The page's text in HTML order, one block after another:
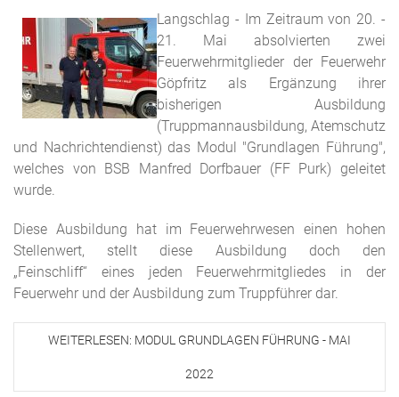
Langschlag - Im Zeitraum von 20. -
21. Mai absolvierten zwei
Feuerwehrmitglieder der Feuerwehr
Göpfritz als Ergänzung ihrer
bisherigen Ausbildung
(Truppmannausbildung, Atemschutz
und Nachrichtendienst) das Modul "Grundlagen Führung",
welches von BSB Manfred Dorfbauer (FF Purk) geleitet
wurde.
Diese Ausbildung hat im Feuerwehrwesen einen hohen
Stellenwert, stellt diese Ausbildung doch den
„Feinschliff“ eines jeden Feuerwehrmitgliedes in der
Feuerwehr und der Ausbildung zum Truppführer dar.
WEITERLESEN: MODUL GRUNDLAGEN FÜHRUNG - MAI
2022